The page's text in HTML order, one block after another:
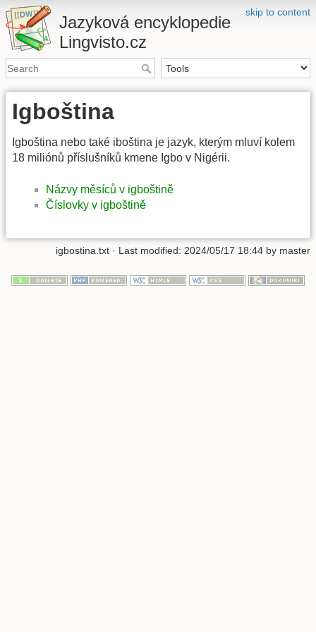
skip to content
Jazyková encyklopedie
Lingvisto.cz
Igboština
Igboština nebo také iboština je jazyk, kterým mluví kolem
18 miliónů příslušníků kmene Igbo v Nigérii.
Názvy měsíců v igboštině
Číslovky v igboštině
igbostina.txt · Last modified: 2024/05/17 18:44 by master